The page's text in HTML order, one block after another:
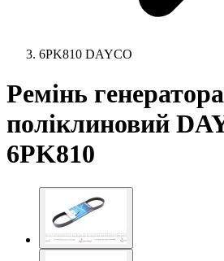
6PK810 DAYCO
Ремінь генератора
поліклиновий
6PK810